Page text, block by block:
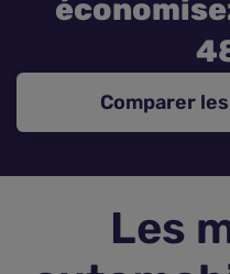
Assurance de prêt
Prévoyance
Assurance Animaux
Comparer
Les